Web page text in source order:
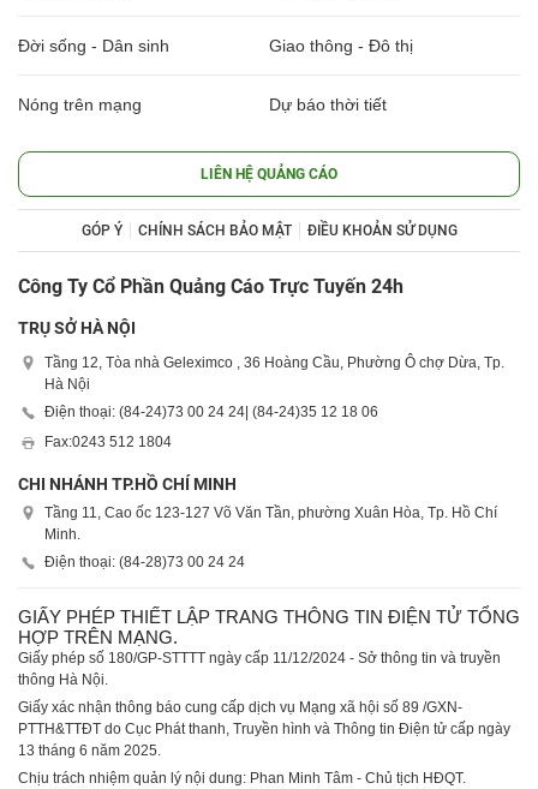
Đời sống - Dân sinh Giao thông - Đô thị
Nóng trên mạng Dự báo thời tiết
LIÊN HỆ QUẢNG CÁO
GÓP Ý CHÍNH SÁCH BẢO MẬT ĐIỀU KHOẢN SỬ DỤNG
Công Ty Cổ Phần Quảng Cáo Trực Tuyến 24h
TRỤ SỞ HÀ NỘI
Tầng 12, Tòa nhà Geleximco , 36 Hoàng Cầu, Phường Ô chợ Dừa, Tp.
Hà Nội
Điện thoại: (84-24)73 00 24 24| (84-24)35 12 18 06
Fax:0243 512 1804
CHI NHÁNH TP.HỒ CHÍ MINH
Tầng 11, Cao ốc 123-127 Võ Văn Tần, phường Xuân Hòa, Tp. Hồ Chí
Minh.
Điện thoại: (84-28)73 00 24 24
GIẤY PHÉP THIẾT LẬP TRANG THÔNG TIN ĐIỆN TỬ TỔNG
HỢP TRÊN MẠNG.
Giấy phép số 180/GP-STTTT ngày cấp 11/12/2024 - Sở thông tin và truyền
thông Hà Nội.
Giấy xác nhận thông báo cung cấp dịch vụ Mạng xã hội số 89 /GXN-
PTTH&TTĐT do Cục Phát thanh, Truyền hình và Thông tin Điện tử cấp ngày
13 tháng 6 năm 2025.
Chịu trách nhiệm quản lý nội dung: Phan Minh Tâm - Chủ tịch HĐQT.